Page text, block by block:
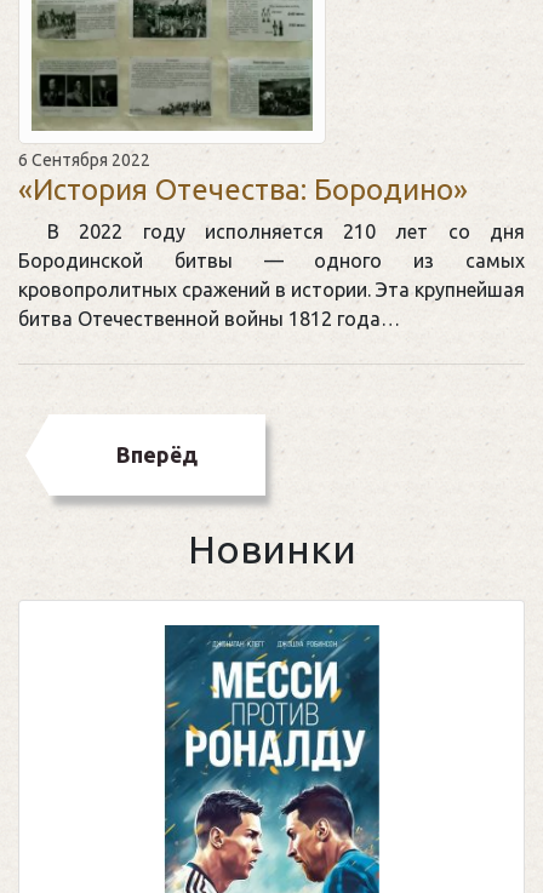
6 Сентября 2022
«История Отечества: Бородино»
В 2022 году исполняется 210 лет со дня
Бородинской битвы — одного из самых
кровопролитных сражений в истории. Эта крупнейшая
битва Отечественной войны 1812 года…
Вперёд
Новинки